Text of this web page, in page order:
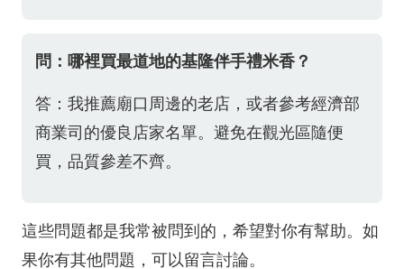
問：哪裡買最道地的基隆伴手禮米香？
答：我推薦廟口周邊的老店，或者參考經濟部
商業司的優良店家名單。避免在觀光區隨便
買，品質參差不齊。
這些問題都是我常被問到的，希望對你有幫助。如
果你有其他問題，可以留言討論。